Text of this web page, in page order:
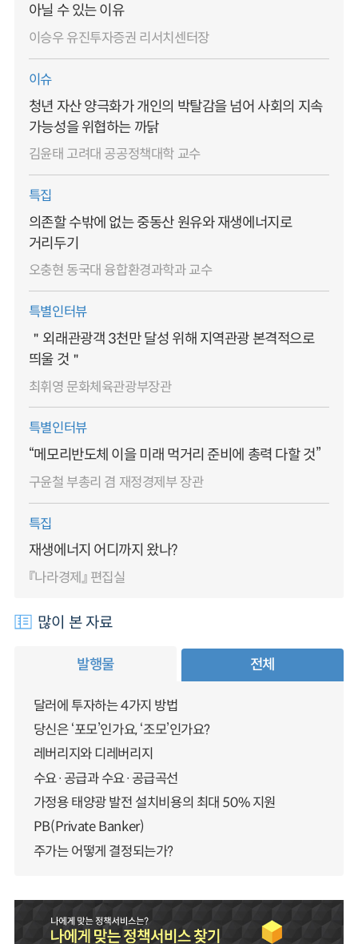
아닐 수 있는 이유
이승우 유진투자증권 리서치센터장
이슈
청년 자산 양극화가 개인의 박탈감을 넘어 사회의 지속
가능성을 위협하는 까닭
김윤태 고려대 공공정책대학 교수
특집
의존할 수밖에 없는 중동산 원유와 재생에너지로
거리두기
오충현 동국대 융합환경과학과 교수
특별인터뷰
＂외래관광객 3천만 달성 위해 지역관광 본격적으로
띄울 것＂
최휘영 문화체육관광부장관
특별인터뷰
“메모리반도체 이을 미래 먹거리 준비에 총력 다할 것”
구윤철 부총리 겸 재정경제부 장관
특집
재생에너지 어디까지 왔나?
『나라경제』 편집실
많이 본 자료
발행물 전체
달러에 투자하는 4가지 방법
당신은 ‘포모’인가요, ‘조모’인가요?
레버리지와 디레버리지
수요·공급과 수요·공급곡선
가정용 태양광 발전 설치비용의 최대 50% 지원
PB(Private Banker)
주가는 어떻게 결정되는가?